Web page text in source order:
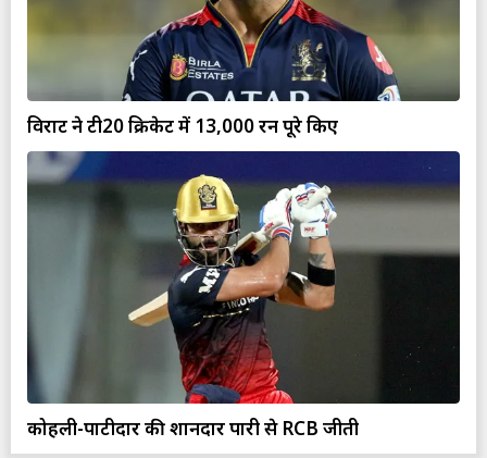
विराट ने टी20 क्रिकेट में 13,000 रन पूरे किए
कोहली-पाटीदार की शानदार पारी से RCB जीती